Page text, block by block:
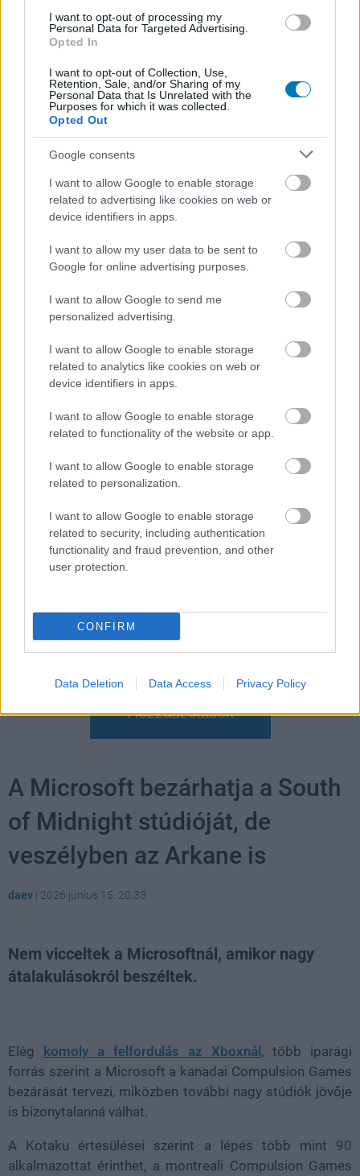
I want to opt-out of processing my
Personal Data for Targeted Advertising.
Opted In
I want to opt-out of Collection, Use,
Retention, Sale, and/or Sharing of my
Personal Data that Is Unrelated with the
Purposes for which it was collected.
Opted Out
Google consents
I want to allow Google to enable storage
related to advertising like cookies on web or
device identifiers in apps.
I want to allow my user data to be sent to
Google for online advertising purposes.
I want to allow Google to send me
personalized advertising.
I want to allow Google to enable storage
related to analytics like cookies on web or
device identifiers in apps.
I want to allow Google to enable storage
related to functionality of the website or app.
I want to allow Google to enable storage
related to personalization.
I want to allow Google to enable storage
related to security, including authentication
functionality and fraud prevention, and other
user protection.
CONFIRM
Data Deletion Data Access Privacy Policy
stúdiók, amelyek alkotásai elsősorban kritikai sikereket
értek el, de nem váltak tömeges eladásokat produkáló
A pletykák szerint a Microsoft még
radikálisabb
lépéseketis mérlegel. Felmerült annak lehetősége, hogy
az Xbox a jövőben különálló leányvállalatként vagy
vegyesvállalati formában működjön tovább, ami
alapjaiban alakíthatná át a részleg jelenlegi
működését. Egyelőre sem a Microsoft, sem az érintett
stúdiók nem kommentálták hivatalosan az
értesüléseket. Az azonban világosan látszik, hogy az
Xbox történetének egyik legnehezebb időszakát éli, és a
következő hetekben meghozott döntések hosszú évekre
meghatározhatják a márka jövőjét.
Nagyszabású finálé: A Smash by Meló-Diák
strandröplabda sorozat utolsó fordulója
Balatonalmádiban zárul a Smash by Meló-Diák nyári
sorozata.
#microsoft #xbox #stúdióbezárás
#pletyka
#compulsion games
#double fine #ninja theory
Hozzászólások
A Microsoft bezárhatja a South
of Midnight stúdióját, de
veszélyben az Arkane is
daev | 2026 június 15. 20:33
Nem vicceltek a Microsoftnál, amikor nagy
átalakulásokról beszéltek.
Elég komoly a felfordulás az Xboxnál, több iparági
forrás szerint a Microsoft a kanadai Compulsion Games
bezárását tervezi, miközben további nagy stúdiók jövője
is bizonytalanná válhat.
A Kotaku értesülései szerint a lépés több mint 90
alkalmazottat érinthet, a montreali Compulsion Games